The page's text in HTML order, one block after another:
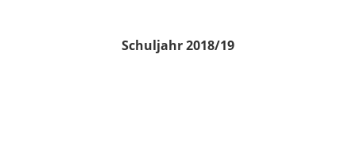
Schuljahr 2018/19